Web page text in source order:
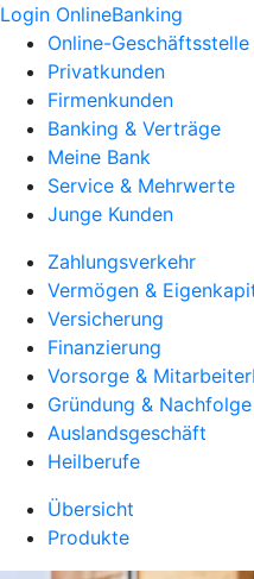
Login OnlineBanking
Online-Geschäftsstelle
Privatkunden
Firmenkunden
Banking & Verträge
Meine Bank
Service & Mehrwerte
Junge Kunden
Zahlungsverkehr
Vermögen &
Versicherung
Finanzierung
Vorsorge &
Gründung & Nachfolge
Auslandsgeschäft
Heilberufe
Übersicht
Produkte